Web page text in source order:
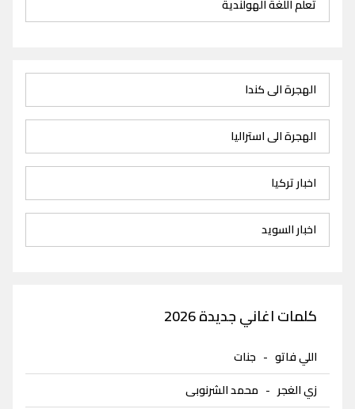
تعلم اللغة الهولندية
الهجرة الى كندا
الهجرة الى استراليا
اخبار تركيا
اخبار السويد
كلمات اغاني جديدة 2026
اللي فاتو - جنات
زي الغجر - محمد الشرنوبى